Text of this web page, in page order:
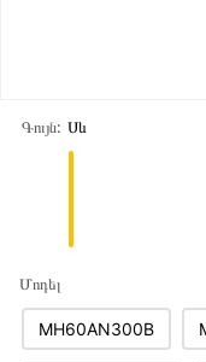
Գույն: Սև
Մոդել
MH60AN300B